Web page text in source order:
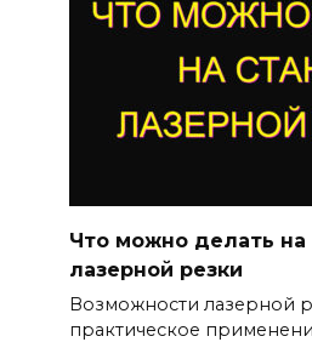
Что можно делать на
лазерной резки
Возможности лазерной
практическое